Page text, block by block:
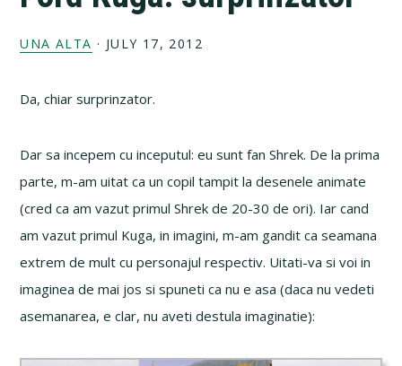
UNA ALTA · JULY 17, 2012
Da, chiar surprinzator.
Dar sa incepem cu inceputul: eu sunt fan Shrek. De la prima
parte, m-am uitat ca un copil tampit la desenele animate
(cred ca am vazut primul Shrek de 20-30 de ori). Iar cand
am vazut primul Kuga, in imagini, m-am gandit ca seamana
extrem de mult cu personajul respectiv. Uitati-va si voi in
imaginea de mai jos si spuneti ca nu e asa (daca nu vedeti
asemanarea, e clar, nu aveti destula imaginatie):